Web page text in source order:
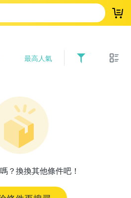
登
最高人氣
？換換其他條件吧！